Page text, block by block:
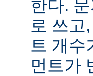
한다.
로 쓰
트 개수
먼트가